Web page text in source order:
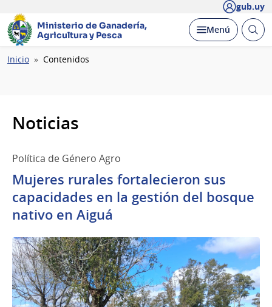
gub.uy
Ministerio de Ganadería,
Agricultura y Pesca
Desplegar
Menú Abrir
Ruta
Inicio Contenidos
Noticias
Política de Género Agro
Mujeres rurales fortalecieron sus
capacidades en la gestión del bosque
nativo en Aiguá